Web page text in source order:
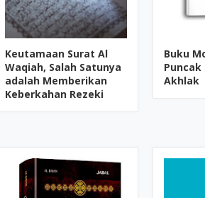
Keutamaan Surat Al
Waqiah, Salah Satunya
adalah Memberikan
Keberkahan Rezeki
Buku
Puncak
Akhlak